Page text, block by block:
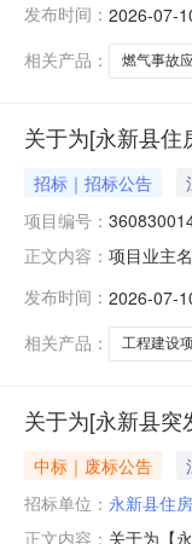
案修订洽
技有限公
发布时间： 2026-07-
相关产品：
燃气事故
关于为[永新县
招标｜招标公告
项目编号：
正文内容： 项目业主
以招标文
的中介：
发布时间： 2026-07-
相关产品：
工程建设
关于为[永新县
中标｜废标公告
招标单位： 永新县住
正文内容： 关于为【